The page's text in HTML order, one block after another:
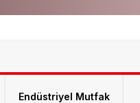
Endüstriyel Mutfak